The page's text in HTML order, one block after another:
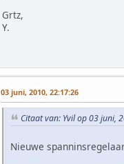
Grtz,
Y.
03 juni, 2010, 22:17:26
Citaat van: Yvil op 03 juni,
Nieuwe